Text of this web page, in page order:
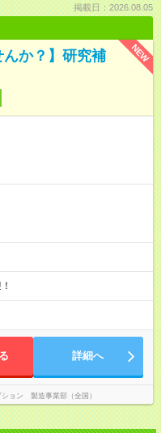
掲載日：2026.08.05
NEW
んか？】研究補
詳細へ
ョン 製造事業部（全国）